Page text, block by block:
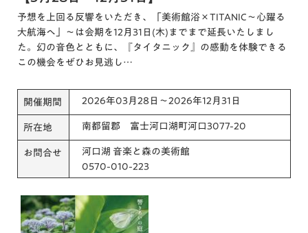
予想を上回る反響をいただき、「美術館浴×TITANIC～心躍る
大航海へ」～は会期を12月31日(木)までまで延長いたしまし
た。幻の音色とともに、『タイタニック』の感動を体験できる
この機会をぜひお見逃し…
開催期間 2026年03月28日～2026年12月31日
所在地 南都留郡 富士河口湖町河口3077-20
お問合せ
河口湖 音楽と森の美術館
0570-010-223